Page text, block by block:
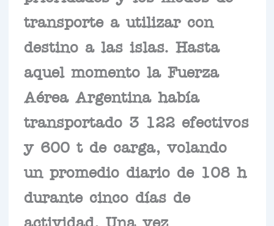
transporte a utilizar con
destino a las islas. Hasta
aquel momento la Fuerza
Aérea Argentina había
transportado 3 122 efectivos
y 600 t de carga, volando
un promedio diario de 108 h
durante cinco días de
actividad. Una vez